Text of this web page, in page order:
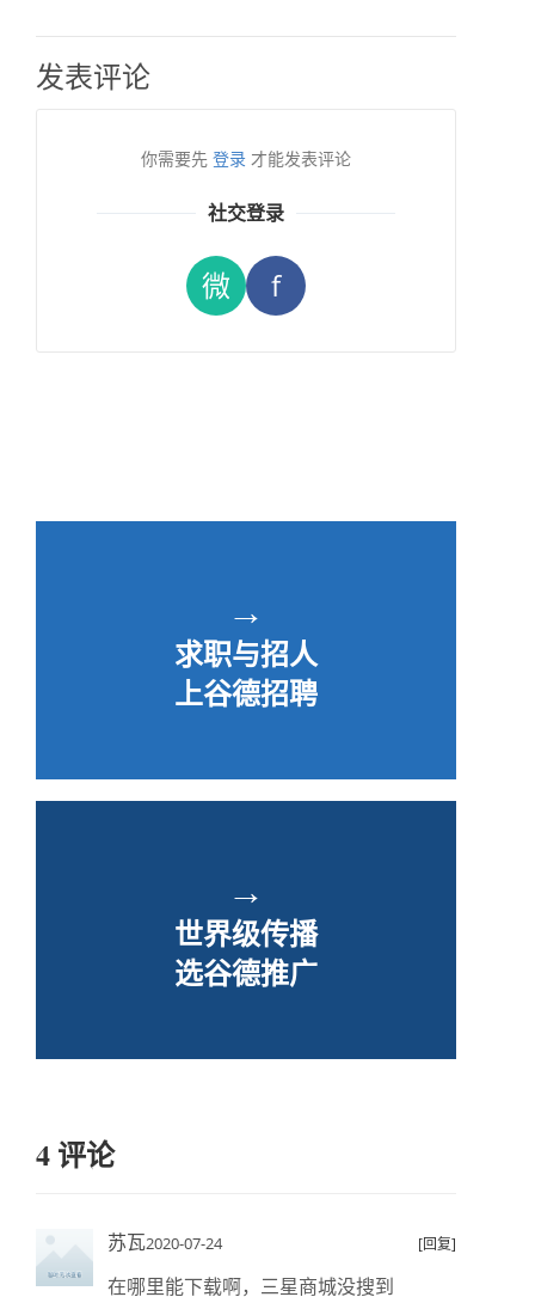
发表评论
你需要先 登录 才能发表评论
社交登录
微 f
→
求职与招人
上谷德招聘
→
世界级传播
选谷德推广
4 评论
苏瓦2020-07-24 [回复]
在哪里能下载啊，三星商城没搜到